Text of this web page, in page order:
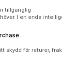
tillgänglig
I en enda
skydd för returer,